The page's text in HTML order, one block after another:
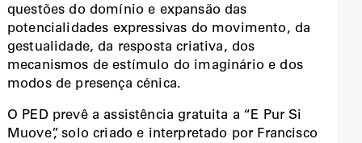
questões do domínio e expansão das
potencialidades expressivas do movimento, da
gestualidade, da resposta criativa, dos
mecanismos de estímulo do imaginário e dos
modos de presença cénica.
O PED prevê a assistência gratuita a “E Pur Si
Muove”, solo criado e interpretado por Francisco